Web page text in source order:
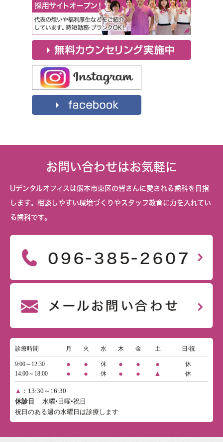
お問い合わせはお気軽に
Uデンタルオフィスは熊本市東区の皆さんに愛される歯科を目指
します。相談しやすい環境づくりやスタッフ教育に力を入れてい
る歯科です。
診療時間 月 火 水 木 金 土 日/祝
9:00～12:30 ● ● 休 ● ● ●
休
14:00～18:00
● ● 休 ● ● ▲ 休
▲ ：13:30～16:30
休診日
水曜•日曜•祝日
祝日のある週の水曜日は診療します